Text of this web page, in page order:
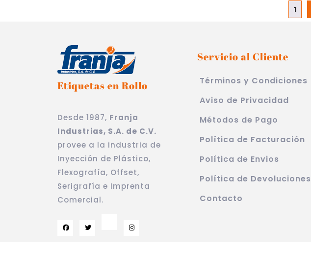
1
Etiquetas en Rollo
Desde 1987, Franja
Industrias, S.A. de C.V.
provee a la industria de
Inyección de Plástico,
Flexografía, Offset,
Serigrafía e Imprenta
Comercial.
Servicio al Cliente
Términos y Condiciones
Aviso de Privacidad
Métodos de Pago
Política de Facturación
Política de Envios
Política de Devoluciones
Contacto